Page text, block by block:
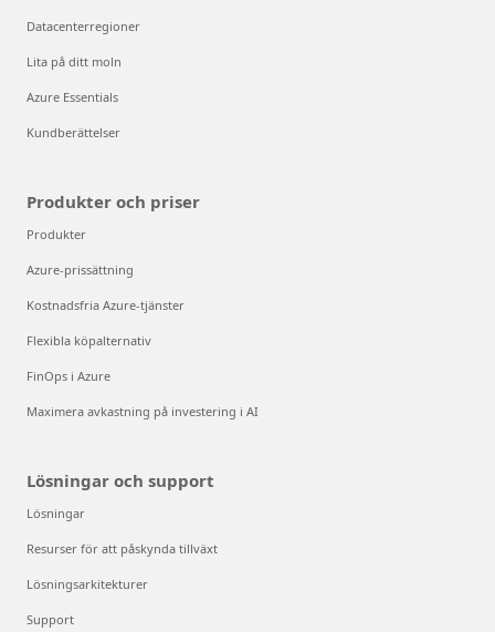
Datacenterregioner
Lita på ditt moln
Azure Essentials
Kundberättelser
Produkter och priser
Produkter
Azure-prissättning
Kostnadsfria Azure-tjänster
Flexibla köpalternativ
FinOps i Azure
Maximera avkastning på investering i AI
Lösningar och support
Lösningar
Resurser för att påskynda tillväxt
Lösningsarkitekturer
Support